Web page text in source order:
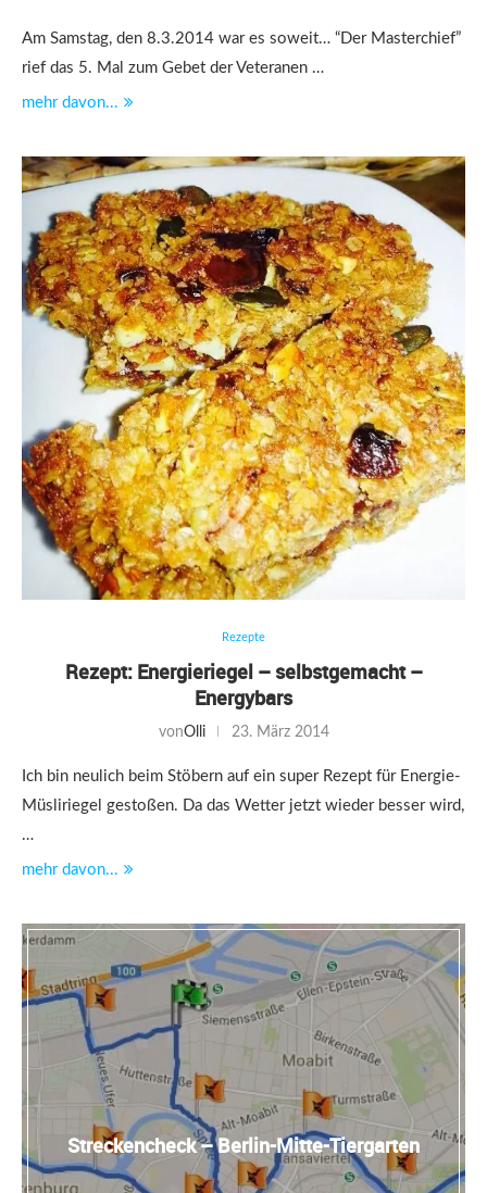
Am Samstag, den 8.3.2014 war es soweit… “Der Masterchief”
rief das 5. Mal zum Gebet der Veteranen …
mehr davon...
Rezepte
Rezept: Energieriegel – selbstgemacht –
Energybars
vonOlli 23. März 2014
Ich bin neulich beim Stöbern auf ein super Rezept für Energie-
Müsliriegel gestoßen. Da das Wetter jetzt wieder besser wird,
…
mehr davon...
Streckencheck – Berlin-Mitte-Tiergarten